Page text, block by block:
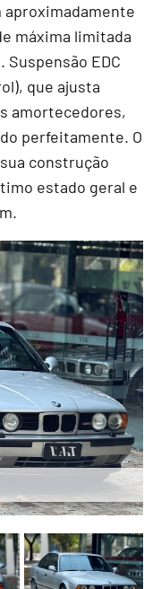
aproximadamente
máxima limitada
. Suspensão EDC
que ajusta
amortecedores,
perfeitamente. O
construção
estado geral e